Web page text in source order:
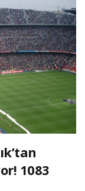
1083